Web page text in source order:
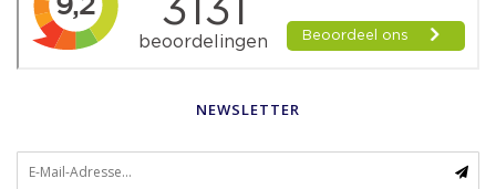
NEWSLETTER